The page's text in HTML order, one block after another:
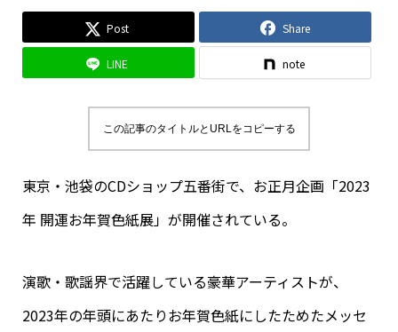
Post Share
LINE note
この記事のタイトルとURLをコピーする
東京・池袋のCDショップ五番街で、お正月企画「2023
年 開運お年賀色紙展」が開催されている。
演歌・歌謡界で活躍している豪華アーティストが、
2023年の年頭にあたりお年賀色紙にしたためたメッセ